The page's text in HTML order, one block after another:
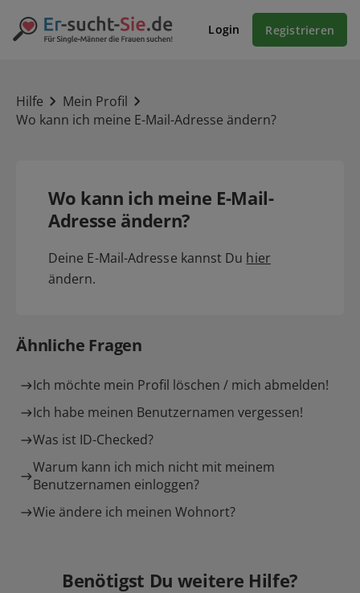
Login Registrieren
Hilfe
Mein Profil
Wo kann ich meine E-Mail-Adresse ändern?
Wo kann ich meine E-Mail-
Adresse ändern?
Deine E-Mail-Adresse kannst Du hier
ändern.
Ähnliche Fragen
Ich möchte mein Profil löschen / mich abmelden!
Ich habe meinen Benutzernamen vergessen!
Was ist ID-Checked?
Warum kann ich mich nicht mit meinem
Benutzernamen einloggen?
Wie ändere ich meinen Wohnort?
Benötigst Du weitere Hilfe?